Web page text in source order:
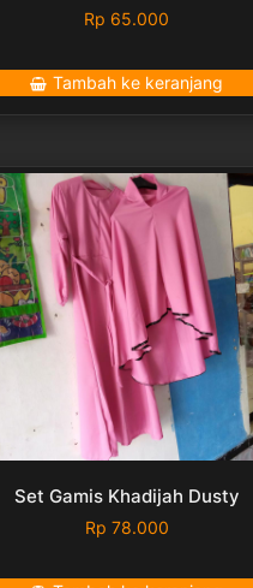
Rp 65.000
Tambah ke keranjang
Set Gamis Khadijah Dusty
Rp 78.000